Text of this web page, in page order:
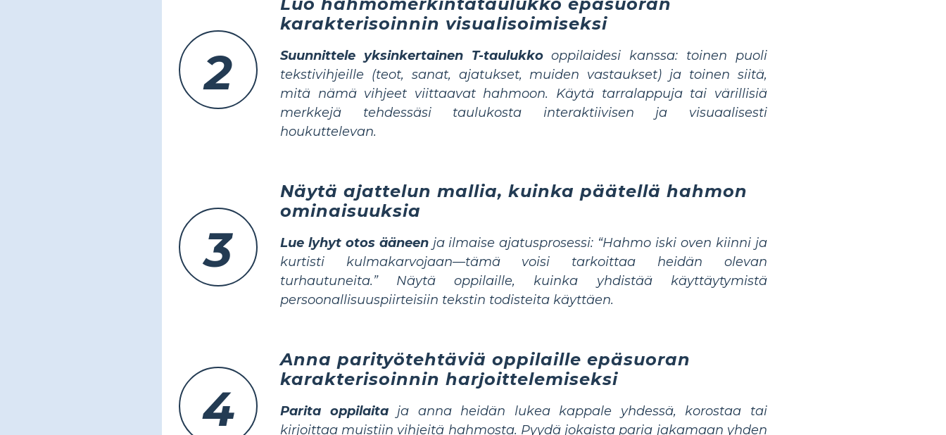
2
karakterisoinnin visualisoimiseksi
Suunnittele yksinkertainen T-taulukkooppilaidesi kanssa: toinen puoli
tekstivihjeille (teot, sanat, ajatukset, muiden vastaukset) ja toinen siitä,
mitä nämä vihjeet viittaavat hahmoon. Käytä tarralappuja tai värillisiä
merkkejä tehdessäsi taulukosta interaktiivisen ja visuaalisesti
houkuttelevan.
3
Näytä ajattelun mallia, kuinka päätellä hahmon
ominaisuuksia
Lue lyhyt otos ääneenja ilmaise ajatusprosessi: “Hahmo iski oven kiinni ja
kurtisti kulmakarvojaan—tämä voisi tarkoittaa heidän olevan
turhautuneita.” Näytä oppilaille, kuinka yhdistää käyttäytymistä
persoonallisuuspiirteisiin tekstin todisteita käyttäen.
4
Anna parityötehtäviä oppilaille epäsuoran
karakterisoinnin harjoittelemiseksi
Parita oppilaitaja anna heidän lukea kappale yhdessä, korostaa tai
kirjoittaa muistiin vihjeitä hahmosta. Pyydä jokaista paria jakamaan yhden